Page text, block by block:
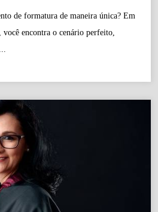
de formatura de maneira única? Em
encontra o cenário perfeito,